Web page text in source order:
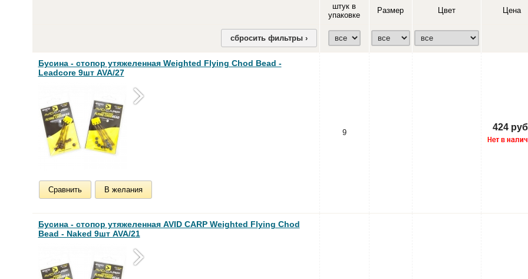
штук в
упаковке
Размер Цвет Цена
сбросить фильтры ›
Бусина - стопор утяжеленная Weighted Flying Chod Bead -
Leadcore 9шт AVA/27
Сравнить В желания
9
424
Бусина - стопор утяжеленная AVID CARP Weighted Flying Chod
Bead - Naked 9шт AVA/21